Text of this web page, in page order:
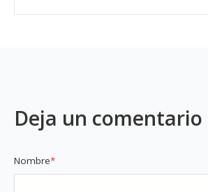
Deja un comentario
Nombre*